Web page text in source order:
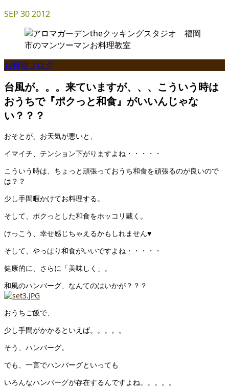
SEP 302012
お料理ブログ
台風が。。。来ていますが、、、こういう時は
おうちで『ポクっと和食』がいいんじゃな
い？？？
おそとが、お天気が悪いと、
イマイチ、テンション下がりますよね・・・・・
こういう時は、ちょっと頑張っておうち和食を頑張るのが良いので
は？？
少し手間暇かけてお料理する。
そして、ポクっとした和食をホッコリ戴く。
けっこう、幸せ感じちゃえるかもしれません♥
そして、やっぱり和食がいいですよね・・・・・
健康的に、さらに「美味しく」。
和風のハンバーグ、なんてのはいかが？？？
おうちご飯で、
少し手間がかかるといえば。。。。。
そう、ハンバーグ。
でも、一言でハンバーグといっても
いろんなハンバーグが存在するんですよね。。。。。